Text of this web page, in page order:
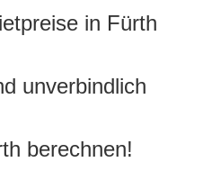
in Fürth
unverbindlich
berechnen!